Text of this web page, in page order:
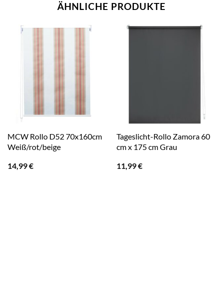
ÄHNLICHE PRODUKTE
MCW Rollo D52 70x160cm
Weiß/rot/beige
14,99€
Tageslicht-Rollo Zamora 60
cm x 175 cm Grau
11,99€